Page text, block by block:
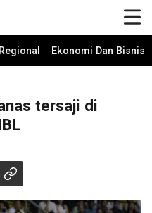
Regional Ekonomi Dan Bisnis
tersaji di